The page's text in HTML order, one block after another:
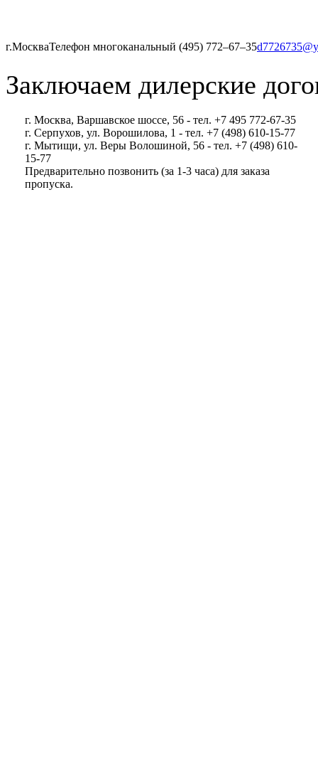
г.МоскваТелефон многоканальный (495) 772‒67‒35
Заключаем дилерские
г. Москва, Варшавское шоссе, 56 - тел. +7 495 772-67-35
г. Серпухов, ул. Ворошилова, 1 - тел. +7 (498) 610-15-77
г. Мытищи, ул. Веры Волошиной, 56 - тел. +7 (498) 610-
15-77
Предварительно позвонить (за 1-3 часа) для заказа
пропуска.